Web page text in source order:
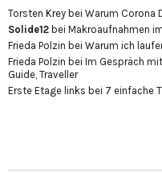
Torsten Krey bei Warum Corona
Solide12 bei Makroaufnahmen
Frieda Polzin bei Warum ich
Frieda Polzin bei Im Gespräch
Guide, Traveller
Erste Etage links bei 7 einfache